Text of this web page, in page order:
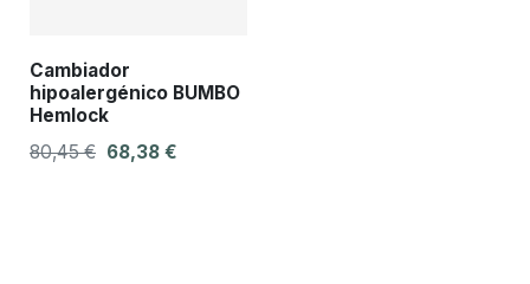
Cambiador
hipoalergénico BUMBO
Hemlock
80,45 € 68,38 €